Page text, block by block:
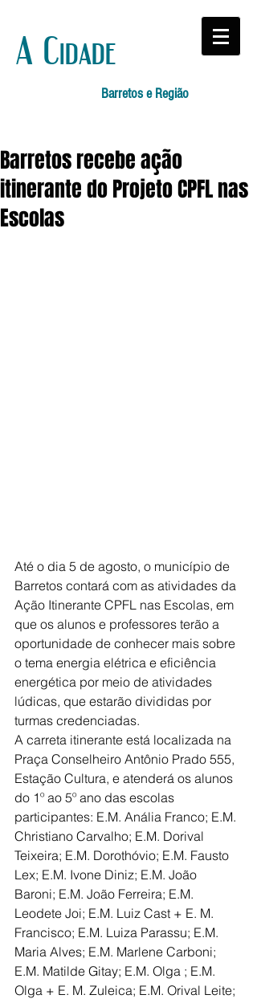
A Cidade
Barretos e Região
Barretos recebe ação
itinerante do Projeto CPFL nas
Escolas
Até o dia 5 de agosto, o município de
Barretos contará com as atividades da
Ação Itinerante CPFL nas Escolas, em
que os alunos e professores terão a
oportunidade de conhecer mais sobre
o tema energia elétrica e eficiência
energética por meio de atividades
lúdicas, que estarão divididas por
turmas credenciadas.
A carreta itinerante está localizada na
Praça Conselheiro Antônio Prado 555,
Estação Cultura, e atenderá os alunos
do 1º ao 5º ano das escolas
participantes: E.M. Anália Franco; E.M.
Christiano Carvalho; E.M. Dorival
Teixeira; E.M. Dorothóvio; E.M. Fausto
Lex; E.M. Ivone Diniz; E.M. João
Baroni; E.M. João Ferreira; E.M.
Leodete Joi; E.M. Luiz Cast + E. M.
Francisco; E.M. Luiza Parassu; E.M.
Maria Alves; E.M. Marlene Carboni;
E.M. Matilde Gitay; E.M. Olga ; E.M.
Olga + E. M. Zuleica; E.M. Orival Leite;